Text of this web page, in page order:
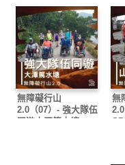
無障礙行山
2.0（07）- 強大隊伍
同遊大潭篤水塘
無